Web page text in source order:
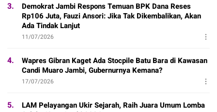
3.
Demokrat Jambi Respons Temuan BPK Dana Reses
Rp106 Juta, Fauzi Ansori: Jika Tak Dikembalikan, Akan
Ada Tindak Lanjut
11/07/2026
4.
Wapres Gibran Kaget Ada Stocpile Batu Bara di Kawasan
Candi Muaro Jambi, Gubernurnya Kemana?
17/07/2026
5.
LAM Pelayangan Ukir Sejarah, Raih Juara Umum Lomba